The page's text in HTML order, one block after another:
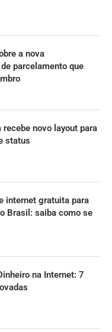
a nova
parcelamento que
recebe novo layout para
status
internet gratuita para
Brasil: saiba como se
na Internet: 7